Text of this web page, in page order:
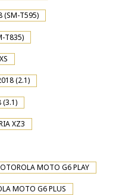
(SM-T595)
T835)
(2.1)
(3.1)
XZ3
MOTO G6 PLAY
MOTO G6 PLUS